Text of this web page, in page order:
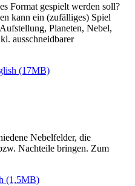
Format gespielt werden soll?
kann ein (zufälliges) Spiel
Planeten, Nebel,
ausschneidbarer
(17MB)
Nebelfelder, die
Nachteile bringen. Zum
(1,5MB)